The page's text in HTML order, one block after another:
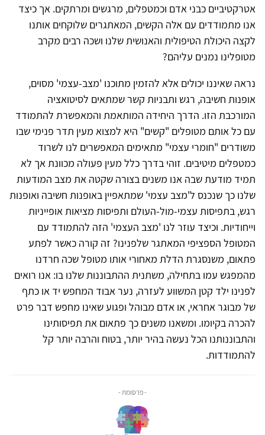
אטרקטיביים כבני אדם וכמטפלים, מרגשים ומרתקים. אך כיצד
אנו מתמודדים עם אלה הקשים, המאתגרים שלוקחים אותנו
לקצה היכולת הטיפולית והאנושית שלנו ושכה רבים מקרב
מטופלינו נמנים עליהם?
נראה שאיננו יכולים אלא להזמין מתוכנו 'מצב-עצמי' מסוים,
אופנות חשיבה, רגש ותבניות קשר שמתאים לסיטואציה
המורכבת הזו. הדרך היחידה המותאמת והמאפשרת להתמודד
עם כל אותם מטופלים "קשים" היא למצוא מעין תדר פנימי שבו
משודרים "חומרי עצמי" מתאימים המאפשרים לנו לשרוד
כמטפלים מיטיבים. זוהי בדרך כלל מעין פעולה מכוונת אך לא
תמיד מודעת שבה אנו משנים בצורה שקטה את מצב המודעות
שלנו כך שנכנס ל'מצב עצמי' שמתאפיין באופנות חשיבה ואופנות
רגש, בתפיסות עצמי-מול-העולם ותפיסות מציאות אופייניות
וייחודיות. וכיצד עוזר לנו 'מצב העצמי' הזה להתמודד עם
המטופל הספציפי המאתגר שלפנינו? זה קורה כאשר לפתע
פתאום, משנסגרת הדלת מאחורי אותו מטופל שכה חרדנו
מהמפגש עמו בתחילה, משתנית ההתבוננות שלנו בו: אנו רואים
לפנינו ילד קטן המשווע לעזרה, נער אבוד המחפש יד או כתף
של מבוגר אחראי, או אדם מבוהל ופגוע שאינו מחפש דבר פרט
להכרה בקיומו. ומשאנו משנים כך פתאום את תפיסותינו
והתבוננותנו הכל נעשה בהיר יותר, בטוח והרבה יותר קל
להתמודדות.
- פרסומת -